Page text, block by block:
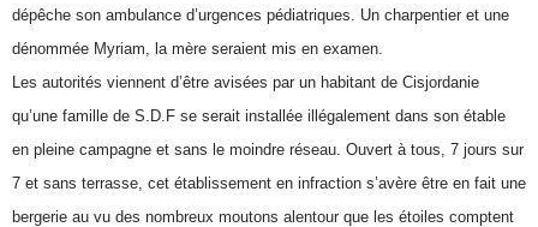
dépêche son ambulance d’urgences pédiatriques. Un charpentier et une
dénommée Myriam, la mère seraient mis en examen.
Les autorités viennent d’être avisées par un habitant de Cisjordanie
qu’une famille de S.D.F se serait installée illégalement dans son étable
en pleine campagne et sans le moindre réseau. Ouvert à tous, 7 jours sur
7 et sans terrasse, cet établissement en infraction s’avère être en fait une
bergerie au vu des nombreux moutons alentour que les étoiles comptent